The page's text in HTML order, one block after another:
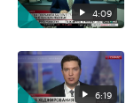
4:09
6:19